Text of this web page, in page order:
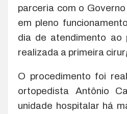
parceria com o
em pleno
dia de atendimento ao
realizada a primeira
O procedimento foi
ortopedista Antônio
unidade hospitalar há